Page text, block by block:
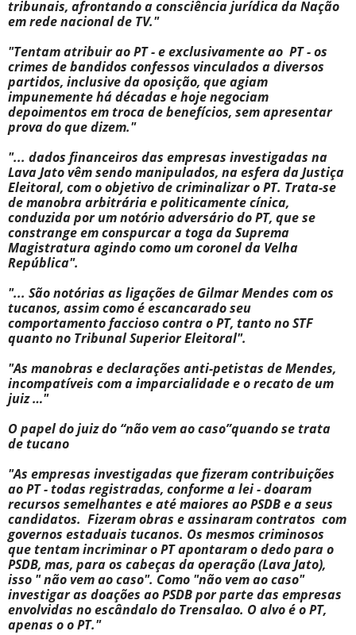
tribunais, afrontando a consciência jurídica da Nação
em rede nacional de TV."
"Tentam atribuir ao PT - e exclusivamente ao PT - os
crimes de bandidos confessos vinculados a diversos
partidos, inclusive da oposição, que agiam
impunemente há décadas e hoje negociam
depoimentos em troca de benefícios, sem apresentar
prova do que dizem."
"... dados financeiros das empresas investigadas na
Lava Jato vêm sendo manipulados, na esfera da Justiça
Eleitoral, com o objetivo de criminalizar o PT. Trata-se
de manobra arbitrária e politicamente cínica,
conduzida por um notório adversário do PT, que se
constrange em conspurcar a toga da Suprema
Magistratura agindo como um coronel da Velha
República".
"... São notórias as ligações de Gilmar Mendes com os
tucanos, assim como é escancarado seu
comportamento faccioso contra o PT, tanto no STF
quanto no Tribunal Superior Eleitoral".
"As manobras e declarações anti-petistas de Mendes,
incompatíveis com a imparcialidade e o recato de um
juiz …"
O papel do juiz do “não vem ao caso”quando se trata
de tucano
"As empresas investigadas que fizeram contribuições
ao PT - todas registradas, conforme a lei - doaram
recursos semelhantes e até maiores ao PSDB e a seus
candidatos. Fizeram obras e assinaram contratos com
governos estaduais tucanos. Os mesmos criminosos
que tentam incriminar o PT apontaram o dedo para o
PSDB, mas, para os cabeças da operação (Lava Jato),
isso " não vem ao caso". Como "não vem ao caso"
investigar as doações ao PSDB por parte das empresas
envolvidas no escândalo do Trensalao. O alvo é o PT,
apenas o o PT."